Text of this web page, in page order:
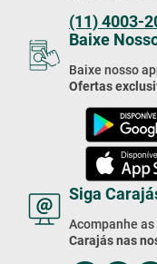
(11) 4003-
Baixe
Baixe nosso
Ofertas
Siga
Acompanhe
Carajás nas